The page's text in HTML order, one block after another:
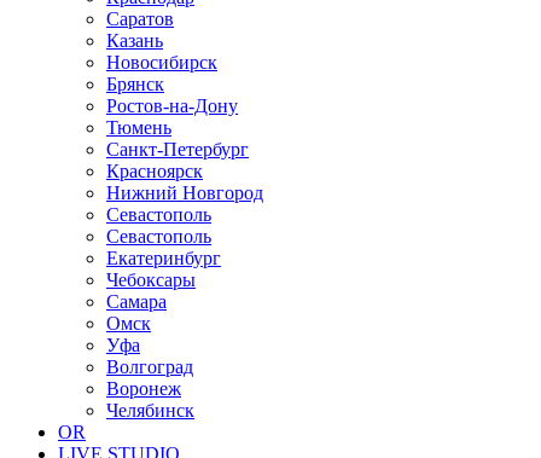
Саратов
Казань
Новосибирск
Брянск
Ростов-на-Дону
Тюмень
Санкт-Петербург
Красноярск
Нижний Новгород
Севастополь
Севастополь
Екатеринбург
Чебоксары
Самара
Омск
Уфа
Волгоград
Воронеж
Челябинск
OR
LIVE STUDIO